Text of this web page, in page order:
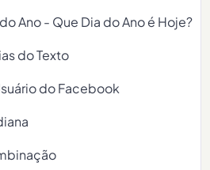
Ano - Que Dia do Ano é Hoje?
do Texto
do Facebook